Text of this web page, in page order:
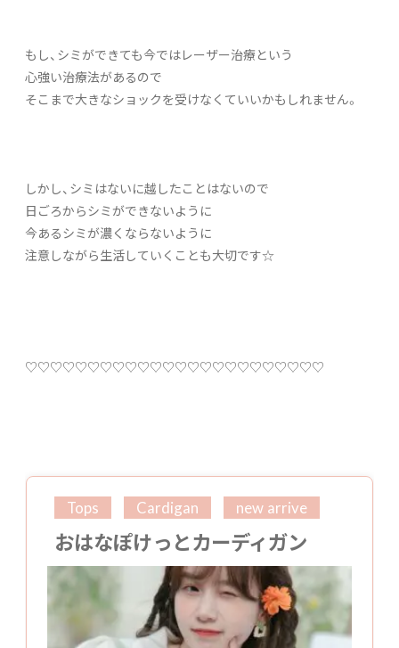
もし、シミができても今ではレーザー治療という
心強い治療法があるので
そこまで大きなショックを受けなくていいかもしれません。
しかし、シミはないに越したことはないので
日ごろからシミができないように
今あるシミが濃くならないように
注意しながら生活していくことも大切です☆
♡♡♡♡♡♡♡♡♡♡♡♡♡♡♡♡♡♡♡♡♡♡♡♡
Tops Cardigan new arrive
おはなぽけっとカーディガン